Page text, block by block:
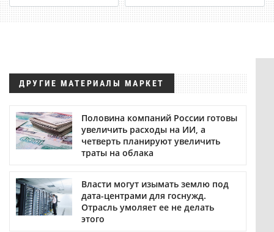
ДРУГИЕ МАТЕРИАЛЫ МАРКЕТ
Половина компаний России готовы
увеличить расходы на ИИ, а
четверть планируют увеличить
траты на облака
Власти могут изымать землю под
дата-центрами для госнужд.
Отрасль умоляет ее не делать
этого